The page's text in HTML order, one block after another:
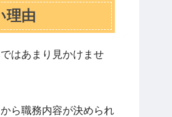
理由
はあまり見かけませ
ら職務内容が決められ